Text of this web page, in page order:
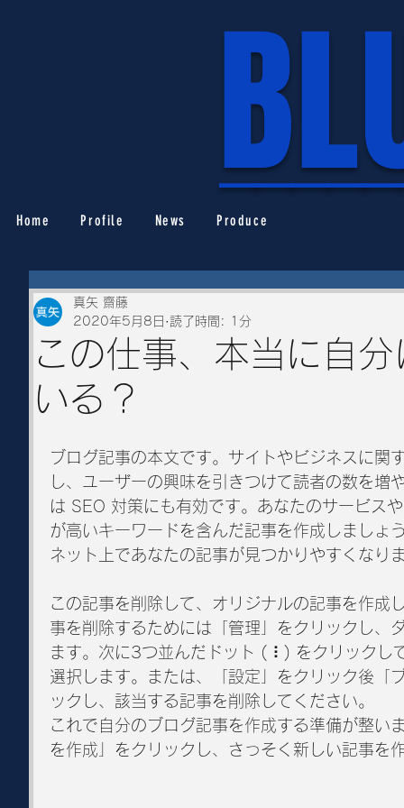
Home Profile News Produce
この仕事、本当に自
いる？
真矢 齋藤
2020年5月8日 読了時間: 1分
ブログ記事の本文です。サイトやビジネスに関
し、ユーザーの興味を引きつけて読者の数を増
は SEO 対策にも有効です。あなたのサービス
が高いキーワードを含んだ記事を作成しましょ
ネット上であなたの記事が見つかりやすくなり
この記事を削除して、オリジナルの記事を作成
事を削除するためには「管理」をクリックし、
ます。次に3つ並んだドット ( ⠇) をクリックし
選択します。または、「設定」をクリック後「
ックし、該当する記事を削除してください。
これで自分のブログ記事を作成する準備が整い
を作成」をクリックし、さっそく新しい記事を